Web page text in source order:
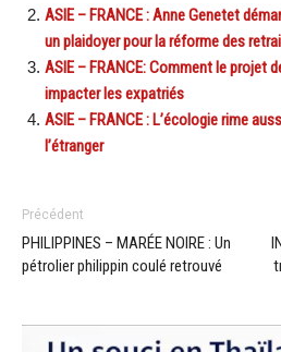
ASIE – FRANCE : Anne Genetet
un plaidoyer pour la réforme des
ASIE – FRANCE: Comment le projet
impacter les expatriés
ASIE – FRANCE : L’écologie rime
l’étranger
Précédent
PHILIPPINES – MARÉE NOIRE : Un
pétrolier philippin coulé retrouvé